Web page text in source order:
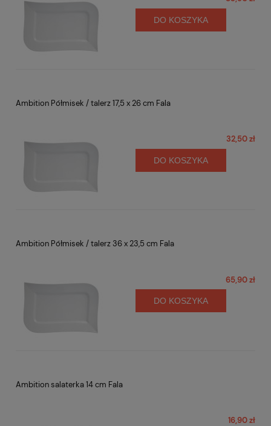
DO KOSZYKA
Ambition Półmisek / talerz 17,5 x 26 cm Fala
32,50 zł
DO KOSZYKA
Ambition Półmisek / talerz 36 x 23,5 cm Fala
65,90 zł
DO KOSZYKA
Ambition salaterka 14 cm Fala
16,90 zł